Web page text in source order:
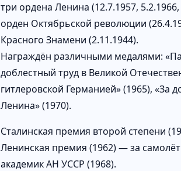
три ордена Ленина (12.7.1957,
орден Октябрьской революции
Красного Знамени (2.11.1944).
Награждён различными медалями:
доблестный труд в Великой
гитлеровской Германией» (1965), «За
Ленина» (1970).
Сталинская премия второй степени
Ленинская премия (1962) — за самолёт
академик АН УССР (1968).